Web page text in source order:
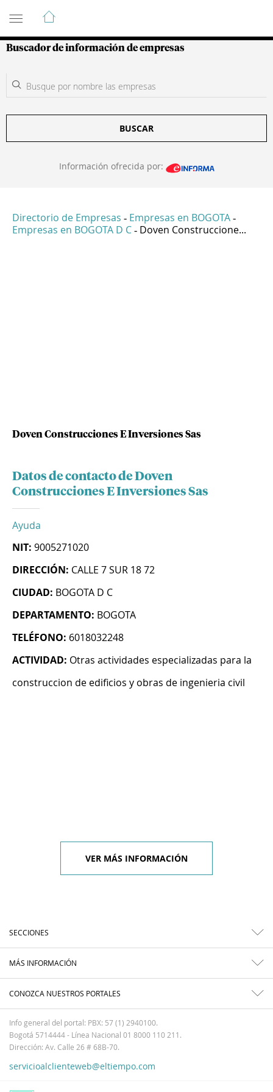
Guía de Empresas Colombianas
Buscador de información de empresas
BUSCAR
Información ofrecida por:
Directorio de Empresas - Empresas en BOGOTA -
Empresas en BOGOTA D C - Doven Construccione...
Doven Construcciones E Inversiones Sas
Datos de contacto de Doven
Construcciones E Inversiones Sas
Ayuda
NIT: 9005271020
DIRECCIÓN: CALLE 7 SUR 18 72
CIUDAD: BOGOTA D C
DEPARTAMENTO: BOGOTA
TELÉFONO: 6018032248
ACTIVIDAD: Otras actividades especializadas para la
construccion de edificios y obras de ingenieria civil
VER MÁS INFORMACIÓN
SECCIONES
MÁS INFORMACIÓN
CONOZCA NUESTROS PORTALES
Info general del portal: PBX: 57 (1) 2940100.
Bogotá 5714444 - Línea Nacional 01 8000 110 211.
Dirección: Av. Calle 26 # 68B-70.
servicioalclienteweb@eltiempo.com